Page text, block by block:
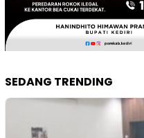
SEDANG TRENDING